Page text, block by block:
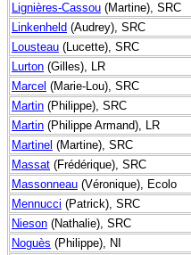
Lignières-Cassou (Martine), SRC
Linkenheld (Audrey), SRC
Lousteau (Lucette), SRC
Lurton (Gilles), LR
Marcel (Marie-Lou), SRC
Martin (Philippe), SRC
Martin (Philippe Armand), LR
Martinel (Martine), SRC
Massat (Frédérique), SRC
Massonneau (Véronique), Ecolo
Mennucci (Patrick), SRC
Nieson (Nathalie), SRC
Noguès (Philippe), NI